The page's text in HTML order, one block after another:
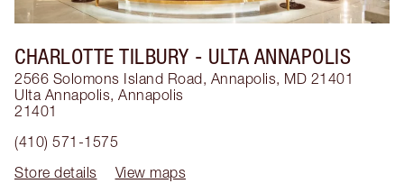
CHARLOTTE TILBURY - ULTA ANNAPOLIS
2566 Solomons Island Road, Annapolis, MD 21401
Ulta Annapolis, Annapolis
21401
(410) 571-1575
Store details
View maps